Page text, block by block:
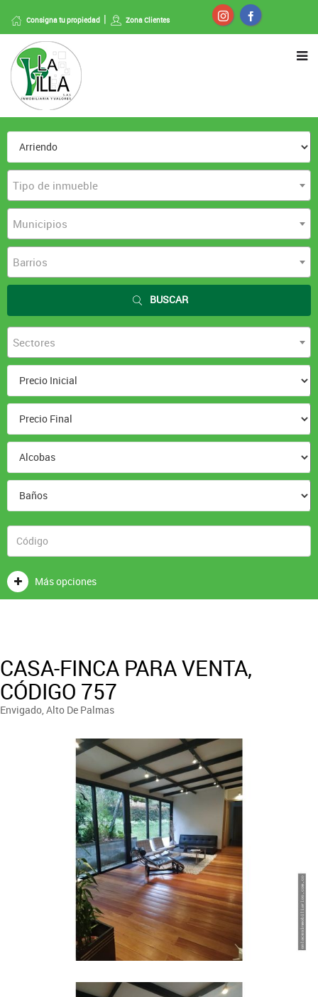
Consigna tu propiedad Zona Clientes
Tipo de inmueble
Municipios
Barrios
BUSCAR
Sectores
Más opciones
CASA-FINCA PARA VENTA,
CÓDIGO 757
Envigado, Alto De Palmas